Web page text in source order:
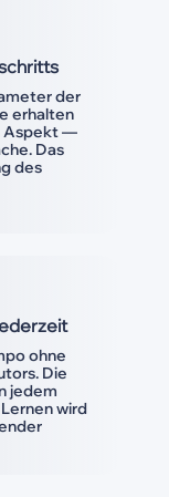
der
erhalten
Aspekt —
Das
des
ohne
Die
jedem
wird